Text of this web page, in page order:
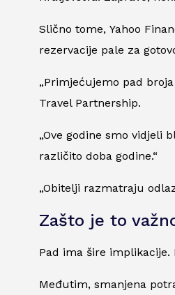
Slično tome, Yahoo
rezervacije pale za
„Primjećujemo pad
Travel Partnership.
„Ove godine smo vidjeli
različito doba godine.“
„Obitelji razmatraju
Zašto je to
Pad ima šire
Međutim, smanjena